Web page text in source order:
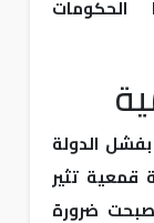
الحكومات
الدولة
قمعية تثير
ضرورة